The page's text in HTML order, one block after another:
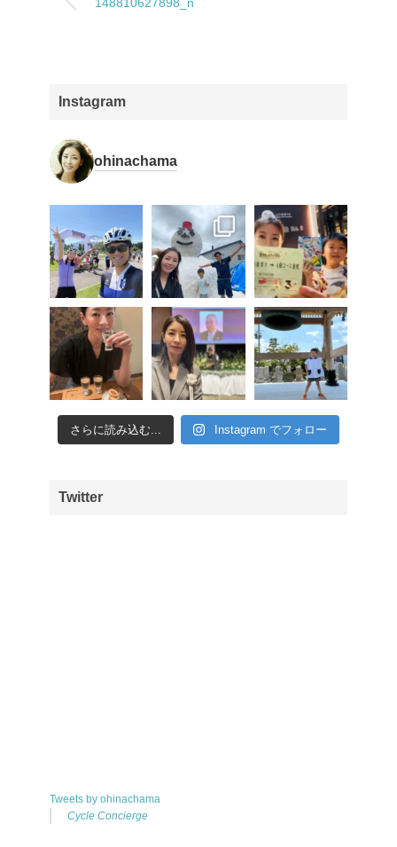
148810627898_n
Instagram
ohinachama
さらに読み込む... Instagram でフォロー
Twitter
Tweets by ohinachama
Cycle Concierge